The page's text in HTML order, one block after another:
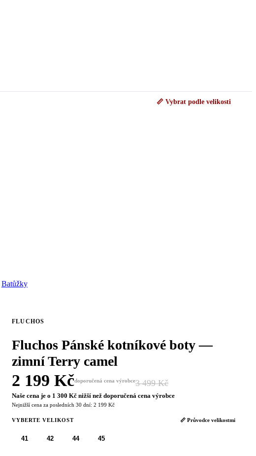
📏 Vybrat podle velikosti
Batůžky
FLUCHOS
Fluchos Pánské kotníkové boty —
zimní Terry camel
2 199 Kčdoporučená cena výrobce3 499 Kč
Naše cena je o 1 300 Kč nižší než doporučená cena výrobce
Nejnižší cena za posledních 30 dní: 2 199 Kč
VYBERTE VELIKOST 📏 Průvodce velikostmi
41 42 44 45